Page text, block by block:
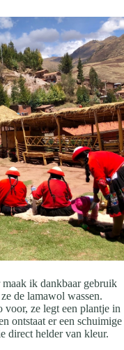
ik dankbaar gebruik
de lamawol wassen.
voor, ze legt een plantje in
ontstaat er een schuimige
direct helder van kleur.